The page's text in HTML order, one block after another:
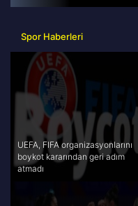
tabii Spor
A Spor
Tivibu Spor
Spor Haberleri
UEFA, FIFA organizasyonlarını
boykot kararından geri adım
atmadı